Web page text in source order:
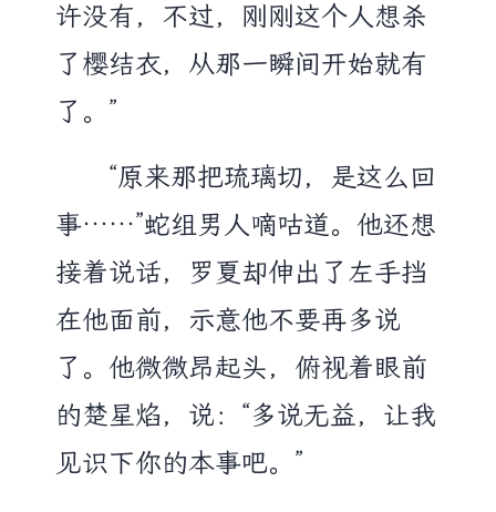
许没有，不过，刚刚这个人想杀
了樱结衣，从那一瞬间开始就有
了。”
“原来那把琉璃切，是这么回
事……”蛇组男人嘀咕道。他还想
接着说话，罗夏却伸出了左手挡
在他面前，示意他不要再多说
了。他微微昂起头，俯视着眼前
的楚星焰，说：“多说无益，让我
见识下你的本事吧。”